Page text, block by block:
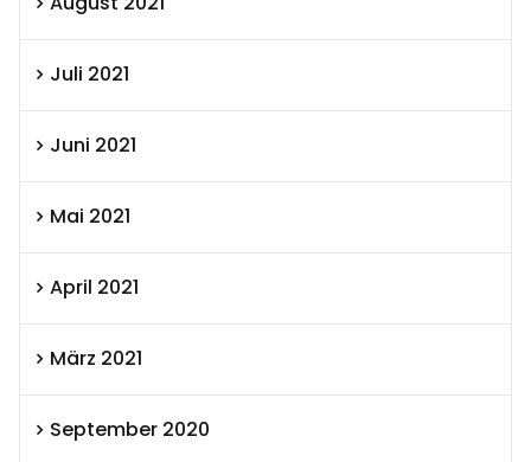
Juli 2021
Juni 2021
Mai 2021
April 2021
März 2021
September 2020